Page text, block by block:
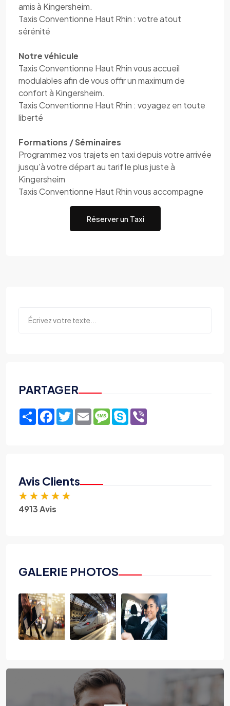
amis à Kingersheim.
Taxis Conventionne Haut Rhin : votre atout
sérénité
Notre véhicule
Taxis Conventionne Haut Rhin vous accueil
modulables afin de vous offir un maximum de
confort à Kingersheim.
Taxis Conventionne Haut Rhin : voyagez en toute
liberté
Formations / Séminaires
Programmez vos trajets en taxi depuis votre arrivée
jusqu'à votre départ au tarif le plus juste à
Kingersheim
Taxis Conventionne Haut Rhin vous accompagne
Réserver un Taxi
PARTAGER
ShareFacebook
TwitterEmailMessage
Skype
Avis Clients
★ ★ ★ ★ ★
4913 Avis
GALERIE PHOTOS